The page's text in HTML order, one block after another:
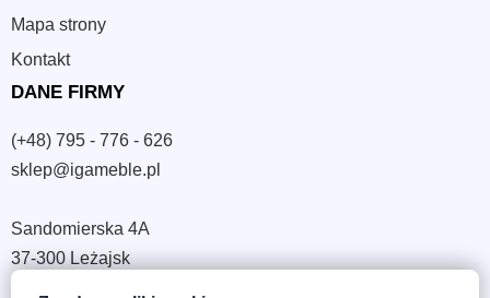
Mapa strony
Kontakt
DANE FIRMY
(+48) 795 - 776 - 626
sklep@igameble.pl
Sandomierska 4A
37-300 Leżajsk